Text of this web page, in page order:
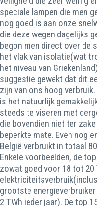
speciale lampen die men
nog goed is aan onze
die deze wegen dagelijks
begon men direct over de
het vlak van isolatie(wat
het niveau van
suggestie gewekt dat dit
zijn van ons hoog
is het natuurlijk
steeds te viseren met
die bovendien niet ter
beperkte mate. Even nog
België verbruikt in totaal
Enkele voorbeelden, de
zowat goed voor 18 tot 20
grootste
2 TWh ieder jaar). De top